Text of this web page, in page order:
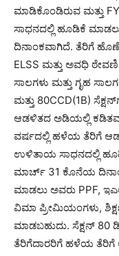
ಮಾಡಿಕೊಂಡಿರುವ ಮತ್ತು
ಸಾಧನದಲ್ಲಿ ಹೂಡಿಕೆ
ದಿನಾಂಕವಾಗಿದೆ. ತೆರಿಗೆ
ELSS ಮತ್ತು ಅವಧಿ
ಸಾಲಗಳು ಮತ್ತು ಗೃಹ
ಮತ್ತು 80CCD(1B)
ಆಡಳಿತದ ಅಡಿಯಲ್ಲಿ
ವರ್ಷದಲ್ಲಿ ಹಳೆಯ ತೆರಿಗೆ
ಉಳಿತಾಯ ಸಾಧನದಲ್ಲಿ
ಮಾರ್ಚ್ 31 ಕೊನೆಯ
ಮಾಡಲು ಅವರು PPF,
ವಿಮಾ ಪ್ರೀಮಿಯಂಗಳು,
ಮಾಡಬಹುದು. ಸೆಕ್ಷನ್ 80
ತೆರಿಗೆದಾರರಿಗೆ ಹಳೆಯ ತೆರಿಗೆ